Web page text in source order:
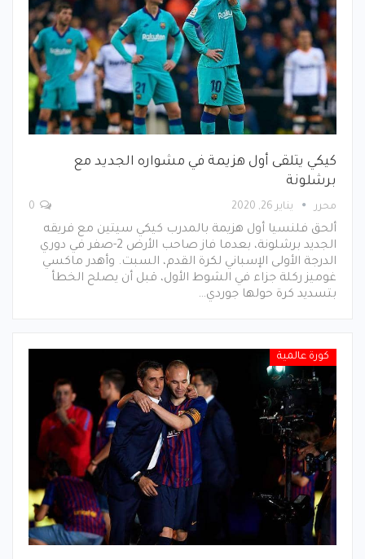
كيكي يتلقى أول هزيمة في مشواره الجديد مع
برشلونة
محرر يناير 26, 2020
ألحق فلنسيا أول هزيمة بالمدرب كيكي سيتين مع فريقه
الجديد برشلونة، بعدما فاز صاحب الأرض 2-صفر في دوري
الدرجة الأولى الإسباني لكرة القدم، السبت. وأهدر ماكسي
غوميز ركلة جزاء في الشوط الأول، قبل أن يصلح الخطأ
بتسديد كرة حولها جوردي…
كورة عالمية